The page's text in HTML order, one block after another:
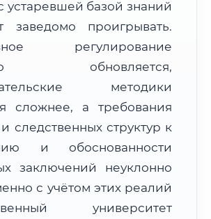
Дистанционно
г. Калуга
936 км
ФИС ФРДО
устаревшей базой знаний
заведомо проигрывать.
регулирование
обновляется,
методики
сложнее, а требования
следственных структур к
и обоснованности
заключений неуклонно
с учётом этих реалий
университет